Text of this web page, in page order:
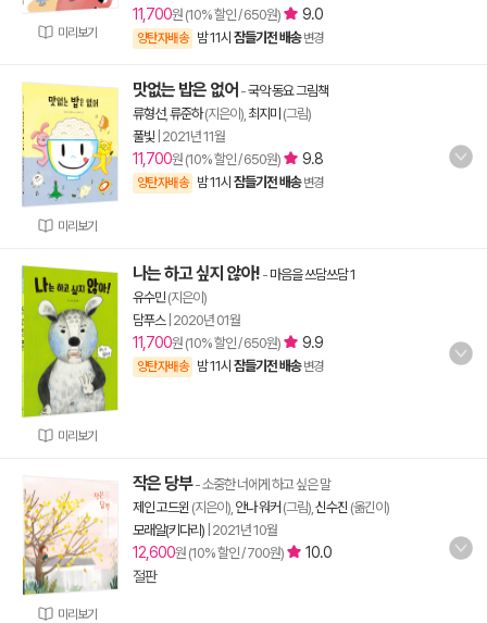
미리보기
11,700원 (10% 할인 / 650원) 9.0
양탄자배송 밤 11시 잠들기전 배송 변경
미리보기
맛없는 밥은 없어 -국악 동요 그림책
류형선, 류준하(지은이), 최지미 (그림)
풀빛 2021년 11월
11,700원 (10% 할인 / 650원) 9.8
양탄자배송 밤 11시 잠들기전 배송 변경
미리보기
나는 하고 싶지 않아! - 마음을 쓰담쓰담 1
유수민(지은이)
담푸스| 2020년 01월
11,700원 (10% 할인 / 650원) 9.9
양탄자배송 밤 11시 잠들기전 배송 변경
미리보기
작은 당부- 소중한 너에게 하고 싶은 말
제인 고드윈 (지은이), 안나 워커 (그림), 신수진 (옮긴이)
모래알(키다리) 2021년 10월
12,600원 (10% 할인 / 700원)
10.0
절판